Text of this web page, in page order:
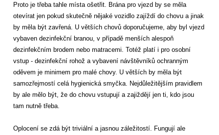
Proto je třeba tahle místa ošetřit. Brána pro vjezd by se měla
otevírat jen pokud skutečně nějaké vozidlo zajíždí do chovu a jinak
by měla být zavřená. U větších chovů doporučujeme, aby byl vjezd
vybaven dezinfekční branou, v případě menších alespoň
dezinfekčním brodem nebo matracemi. Totéž platí i pro osobní
vstup - dezinfekční rohož a vybavení návštěvníků ochranným
oděvem je minimem pro malé chovy. U větších by měla být
samozřejmostí celá hygienická smyčka. Nejdůležitějším pravidlem
by ale mělo být, že do chovu vstupují a zajiždějí jen ti, kdo jsou
tam nutně třeba.
Oplocení se zdá být triviální a jasnou záležitostí. Fungují ale